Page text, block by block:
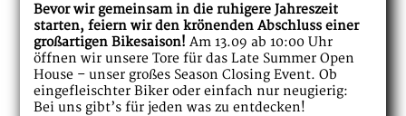
Bevor wir gemeinsam in die ruhigere Jahreszeit
starten, feiern wir den krönenden Abschluss einer
großartigen Bikesaison! Am 13.09 ab 10:00 Uhr
öffnen wir unsere Tore für das Late Summer Open
House – unser großes Season Closing Event. Ob
eingefleischter Biker oder einfach nur neugierig:
Bei uns gibt’s für jeden was zu entdecken!